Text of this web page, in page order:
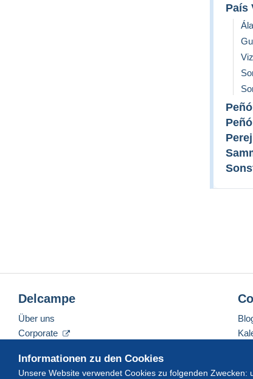
País
Informationen zu den Cookies
Unsere Website verwendet Cookies zu folgenden
Delcampe
Über uns
Corporate
Nehmen Sie Kontakt mit uns auf